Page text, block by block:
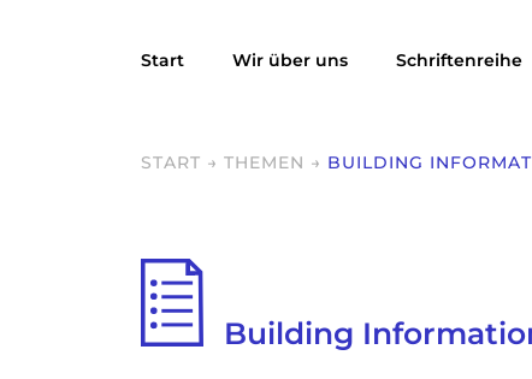
Start Wir über uns Schriftenreihe
START → THEMEN → BUILDING
Building